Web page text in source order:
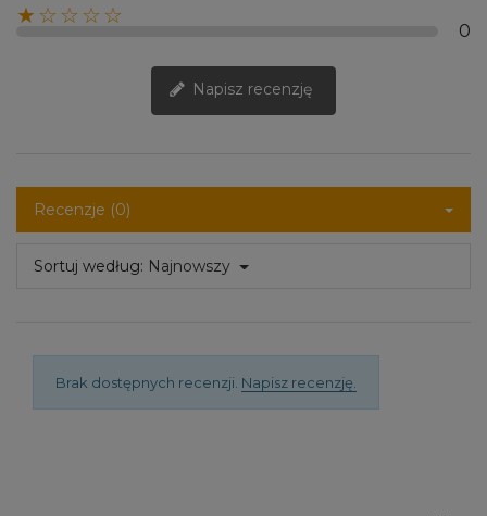
★☆☆☆☆
0
Napisz recenzję
Recenzje (0)
Sortuj według: Najnowszy
Brak dostępnych recenzji. Napisz recenzję.